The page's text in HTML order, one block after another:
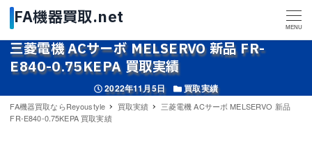
MENU
三菱電機 ACサーボ MELSERVO 新品 FR-
E840-0.75KEPA 買取実績
投稿日
2022年11月5日 カテゴリー
買取実績
FA機器買取ならReyoustyle 買取実績
三菱電機 ACサーボ MELSERVO 新品
FR-E840-0.75KEPA 買取実績